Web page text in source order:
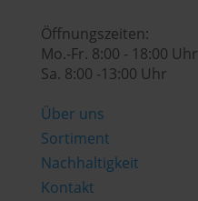
Öffnungszeiten:
Mo.-Fr. 8:00 - 18:00 Uhr
Sa. 8:00 -13:00 Uhr
Über uns
Sortiment
Nachhaltigkeit
Kontakt